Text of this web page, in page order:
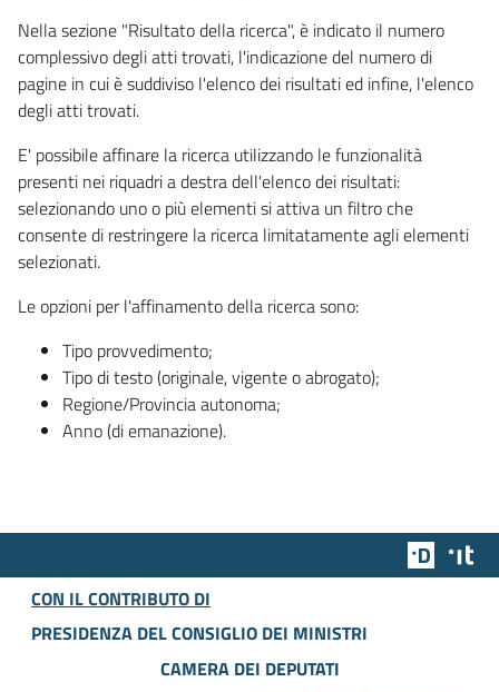
Nella sezione "Risultato della ricerca", è indicato il numero
complessivo degli atti trovati, l'indicazione del numero di
pagine in cui è suddiviso l'elenco dei risultati ed infine, l'elenco
degli atti trovati.
E' possibile affinare la ricerca utilizzando le funzionalità
presenti nei riquadri a destra dell'elenco dei risultati:
selezionando uno o più elementi si attiva un filtro che
consente di restringere la ricerca limitatamente agli elementi
selezionati.
Le opzioni per l'affinamento della ricerca sono:
Tipo provvedimento;
Tipo di testo (originale, vigente o abrogato);
Regione/Provincia autonoma;
Anno (di emanazione).
Team
CON IL CONTRIBUTO DI
PRESIDENZA DEL CONSIGLIO DEI MINISTRI
CAMERA DEI DEPUTATI